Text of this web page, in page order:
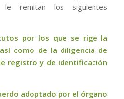
remitan los siguientes
por los que se rige la
como de la diligencia de
registro y de identificación
adoptado por el órgano